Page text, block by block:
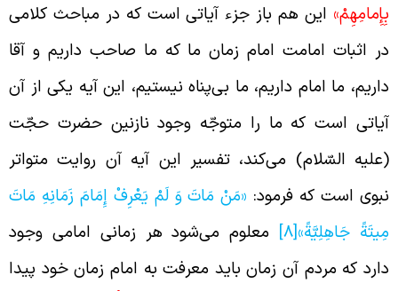
این هم باز جزء آیاتی است که در مباحث کلامی
اثبات امامت امام زمان ما که ما صاحب داریم و آقا
ما امام داریم، ما بی‌پناه نیستیم، این آیه یکی از آن
است که ما را متوجّه وجود نازنین حضرت حجّت
السّلام) می‌کند، تفسیر این آیه آن روایت متواتر
است که فرمود:«مَنْ مَاتَ وَ لَمْ يَعْرِفْ إِمَامَ زَمَانِهِ مَاتَ
جَاهِلِيَّةً»[8] معلوم می‌شود هر زمانی امامی وجود
که مردم آن زمان باید معرفت به امام زمان خود پیدا